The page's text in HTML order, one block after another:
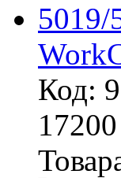
Код:
17200